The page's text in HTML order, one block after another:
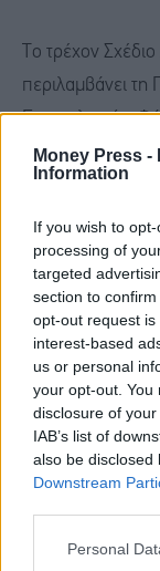
Money Press -
Information
If you wish to
processing of
targeted
section to
opt-out request
interest-based
us or personal
your opt-out. You
disclosure of
IAB’s list of
also be disclosed
Downstream
Personal
Το τρέχον
περιλαμβάνει
Ευαγγελισμός-
προς Βύρωνα/
και Εθνική Οδό.
από 2 σκέλη
Μαρούσι, και
κέντρο της
περιλαμβάνει 35
πέντε
Τμήμα Α :
σταθμούς)
: